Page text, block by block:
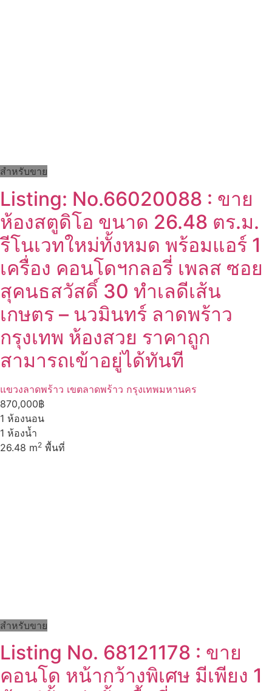
สำหรับขาย
Listing: No.66020088 : ขาย
ห้องสตูดิโอ ขนาด 26.48 ตร.ม.
รีโนเวทใหม่ทั้งหมด พร้อมแอร์ 1
เครื่อง คอนโดฯกลอรี่ เพลส ซอย
สุคนธสวัสดิ์ 30 ทำเลดีเส้น
เกษตร – นวมินทร์ ลาดพร้าว
กรุงเทพ ห้องสวย ราคาถูก
สามารถเข้าอยู่ได้ทันที
แขวงลาดพร้าว เขตลาดพร้าว กรุงเทพมหานคร
870,000฿
1 ห้องนอน
1 ห้องน้ำ
26.48 m2 พื้นที่
สำหรับขาย
Listing No. 68121178 : ขาย
คอนโด หน้ากว้างพิเศษ มีเพียง 1